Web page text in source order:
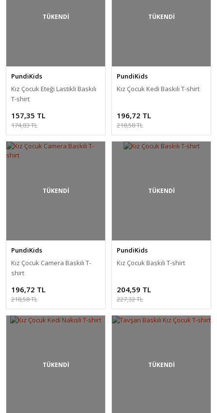
TÜKENDİ
PundiKids
Kız Çocuk Eteği Lastikli Baskılı
T-shirt
157,35 TL
174,83 TL
TÜKENDİ
PundiKids
Kız Çocuk Kedi Baskılı T-shirt
196,72 TL
218,58 TL
TÜKENDİ
PundiKids
Kız Çocuk Camera Baskılı T-
shirt
196,72 TL
218,58 TL
TÜKENDİ
PundiKids
Kız Çocuk Baskılı T-shirt
204,59 TL
227,32 TL
TÜKENDİ TÜKENDİ